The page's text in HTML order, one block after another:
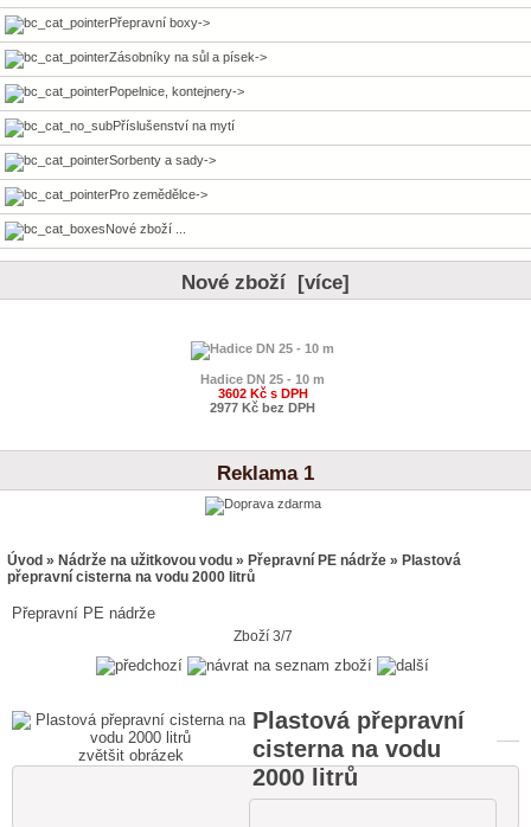
Přepravní boxy->
Zásobníky na sůl a písek->
Popelnice, kontejnery->
Příslušenství na mytí
Sorbenty a sady->
Pro zemědělce->
Nové zboží ...
Nové zboží [více]
Hadice DN 25 - 10 m
3602 Kč s DPH
2977 Kč bez DPH
Reklama 1
Úvod » Nádrže na užitkovou vodu » Přepravní PE nádrže » Plastová
přepravní cisterna na vodu 2000 litrů
Přepravní PE nádrže
Zboží 3/7
zvětšit obrázek
Plastová přepravní
cisterna na vodu
2000 litrů